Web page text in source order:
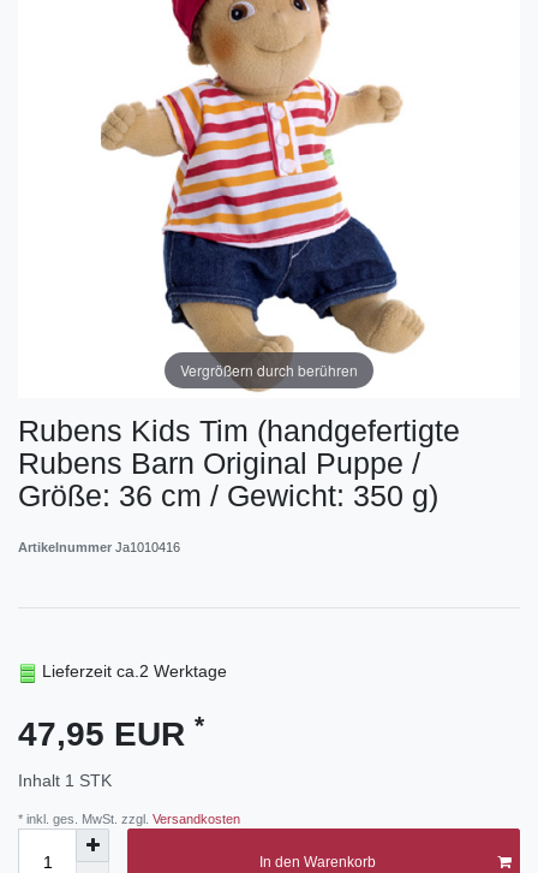
Vergrößern durch berühren
Rubens Kids Tim (handgefertigte
Rubens Barn Original Puppe /
Größe: 36 cm / Gewicht: 350 g)
Artikelnummer Ja1010416
Lieferzeit ca.2 Werktage
47,95 EUR *
Inhalt 1 STK
* inkl. ges. MwSt. zzgl. Versandkosten
In den Warenkorb